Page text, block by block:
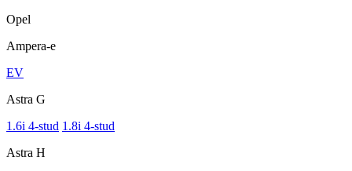
Opel
Ampera-e
EV
Astra G
1.6i 4-stud 1.8i 4-stud
Astra H